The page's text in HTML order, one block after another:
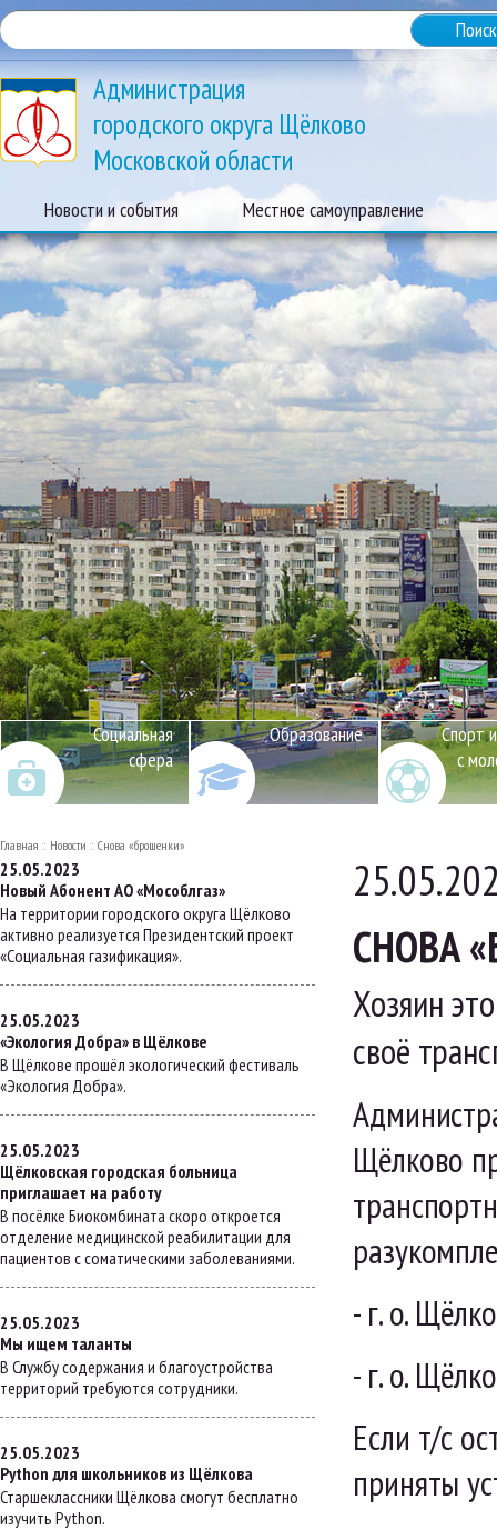
Администрация
городского округа Щёлково
Московской области
Новости и события Местное самоуправление
Социальная
сфера
Образование
Спорт
с
Главная Новости Снова «брошенки»
25.05.2023
Новый Абонент АО «Мособлгаз»
На территории городского округа Щёлково
активно реализуется Президентский проект
«Социальная газификация».
25.05.2023
«Экология Добра» в Щёлкове
В Щёлкове прошёл экологический фестиваль
«Экология Добра».
25.05.2023
Щёлковская городская больница
приглашает на работу
В посёлке Биокомбината скоро откроется
отделение медицинской реабилитации для
пациентов с соматическими заболеваниями.
25.05.2023
Мы ищем таланты
В Службу содержания и благоустройства
территорий требуются сотрудники.
25.05.2023
Python для школьников из Щёлкова
Старшеклассники Щёлкова смогут бесплатно
изучить Python.
СНОВА
Хозяин
своё
Щёлково
- г. о.
- г. о.
Если т/с
приняты